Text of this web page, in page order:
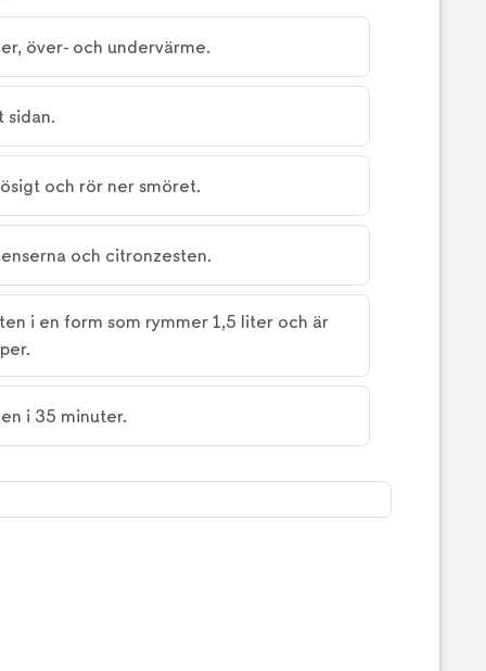
över- och undervärme.
sidan.
och rör ner smöret.
och citronzesten.
i en form som rymmer 1,5 liter och är
i 35 minuter.